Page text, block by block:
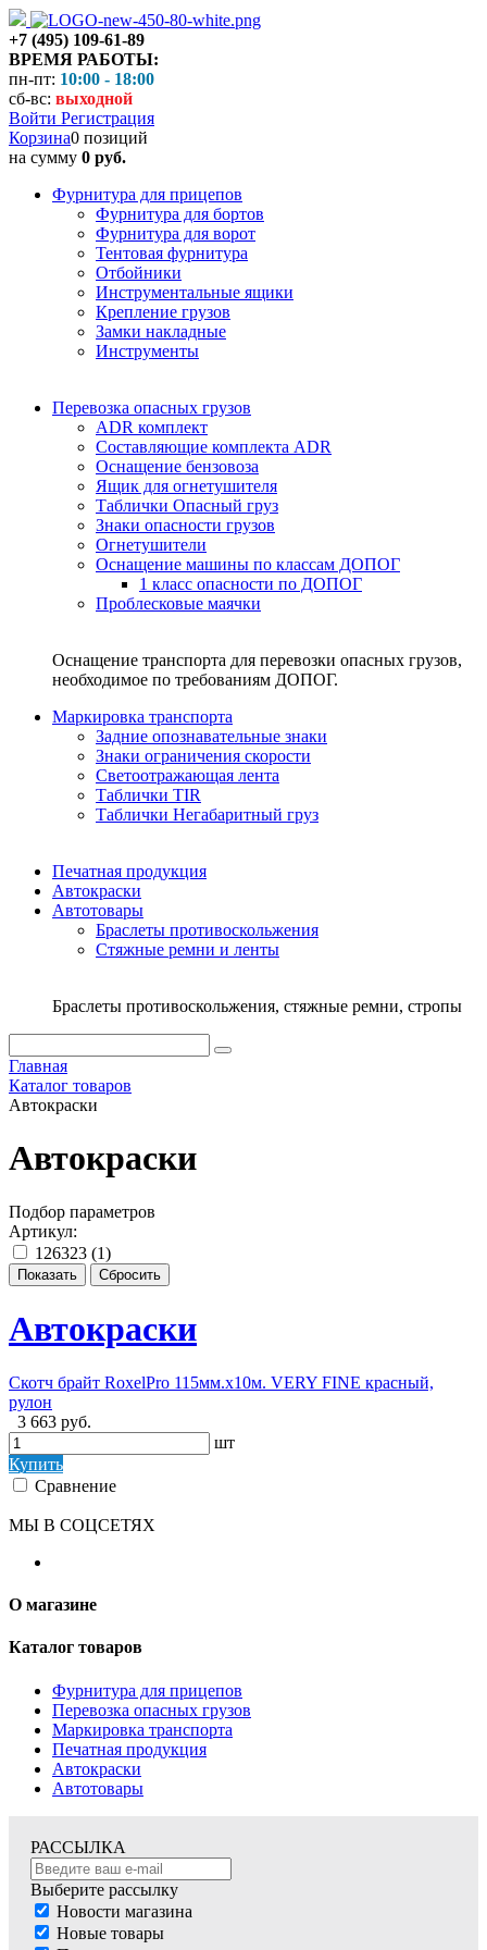
+7 (495) 109-61-89
ВРЕМЯ РАБОТЫ:
пн-пт: 10:00 - 18:00
сб-вс: выходной
Войти Регистрация
Корзина0 позиций
на сумму 0 руб.
Фурнитура для прицепов
Фурнитура для бортов
Фурнитура для ворот
Тентовая фурнитура
Отбойники
Инструментальные ящики
Крепление грузов
Замки накладные
Инструменты
Перевозка опасных грузов
ADR комплект
Составляющие комплекта ADR
Оснащение бензовоза
Ящик для огнетушителя
Таблички Опасный груз
Знаки опасности грузов
Огнетушители
Оснащение машины по классам ДОПОГ
1 класс опасности по ДОПОГ
Проблесковые маячки
Оснащение транспорта для перевозки опасных грузов,
необходимое по требованиям ДОПОГ.
Маркировка транспорта
Задние опознавательные знаки
Знаки ограничения скорости
Светоотражающая лента
Таблички TIR
Таблички Негабаритный груз
Печатная продукция
Автокраски
Автотовары
Браслеты противоскольжения
Стяжныe ремни и ленты
Браслеты противоскольжения, стяжные ремни, стропы
Главная
Каталог товаров
Автокраски
Автокраски
Подбор параметров
Артикул:
126323 (1)
Автокраски
Скотч брайт RoxelPro 115мм.х10м. VERY FINE красный,
рулон
3 663 руб.
шт
Купить
Сравнение
МЫ В СОЦСЕТЯХ
О магазине
Каталог товаров
Фурнитура для прицепов
Перевозка опасных грузов
Маркировка транспорта
Печатная продукция
Автокраски
Автотовары
РАССЫЛКА
Выберите рассылку
Новости магазина
Новые товары